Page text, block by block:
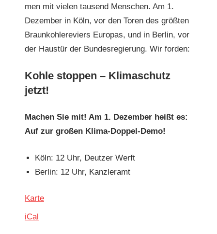
men mit vie­len tausend Men­schen. Am 1.
Dezem­ber in Köln, vor den Toren des größten
Braunkohlere­viers Europas, und in Berlin, vor
der Haustür der Bun­desregierung. Wir forden:
Kohle stoppen – Klimaschutz
jetzt!
Machen Sie mit! Am 1. Dezem­ber heißt es:
Auf zur großen Klima-Doppel-Demo!
Köln: 12 Uhr, Deutzer Werft
Berlin: 12 Uhr, Kanzleramt
KarteDeutzer
iCal